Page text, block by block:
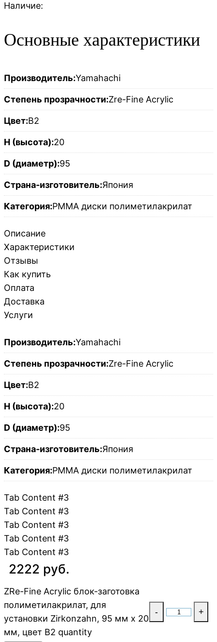
Наличие:
Основные характеристики
Производитель:Yamahachi
Степень прозрачности:Zre-Fine Acrylic
Цвет:B2
H (высота):20
D (диаметр):95
Страна-изготовитель:Япония
Категория:PMMA диски полиметилакрилат
Описание
Характеристики
Отзывы
Как купить
Оплата
Доставка
Услуги
Производитель:Yamahachi
Степень прозрачности:Zre-Fine Acrylic
Цвет:B2
H (высота):20
D (диаметр):95
Страна-изготовитель:Япония
Категория:PMMA диски полиметилакрилат
Tab Content #3
Tab Content #3
Tab Content #3
Tab Content #3
Tab Content #3
2222 руб.
ZRe-Fine Acrylic блок-заготовка
полиметилакрилат, для
установки Zirkonzahn, 95 мм x 20
мм, цвет B2 quantity
- +